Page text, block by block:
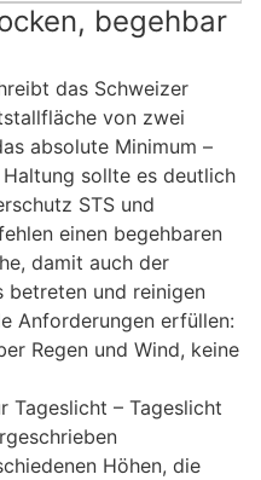
begehbar
das Schweizer
von zwei
absolute Minimum –
sollte es deutlich
STS und
einen begehbaren
damit auch der
betreten und reinigen
Anforderungen erfüllen:
Regen und Wind, keine
Tageslicht – Tageslicht
Höhen, die